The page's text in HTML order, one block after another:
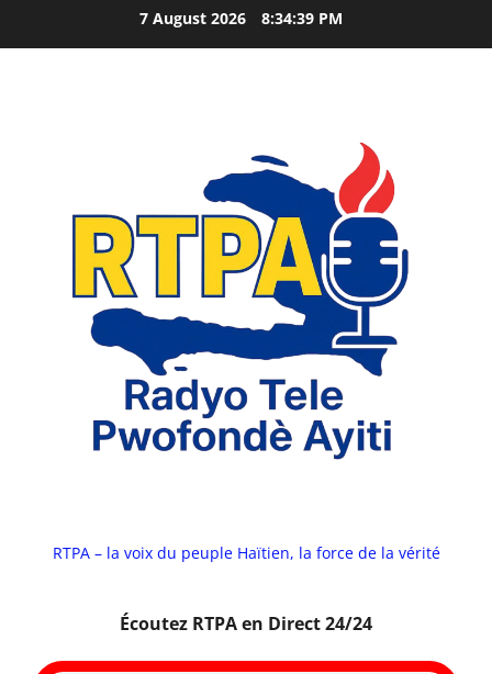
to
7 August 2026 8:34:41 PM
RTPA – la voix du peuple Haïtien, la force de la vérité
Écoutez RTPA en Direct 24/24